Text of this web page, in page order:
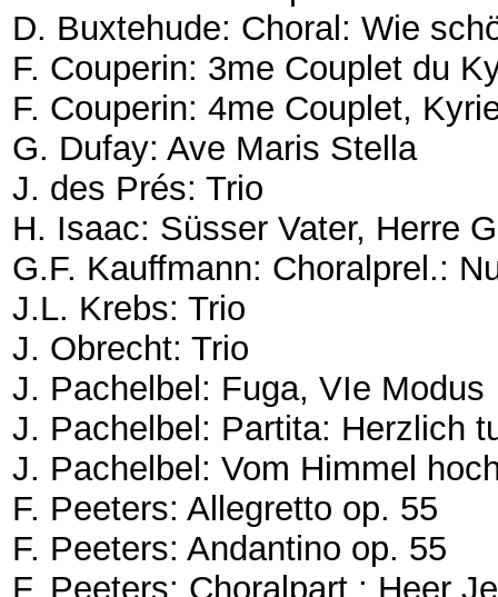
D. Buxtehude: Choral: Wie
F. Couperin: 3me Couplet du
F. Couperin: 4me Couplet,
G. Dufay: Ave Maris Stella
J. des Prés: Trio
H. Isaac: Süsser Vater, Herre
G.F. Kauffmann: Choralprel.:
J.L. Krebs: Trio
J. Obrecht: Trio
J. Pachelbel: Fuga, VIe Modus
J. Pachelbel: Partita: Herzlich
J. Pachelbel: Vom Himmel
F. Peeters: Allegretto op. 55
F. Peeters: Andantino op. 55
F. Peeters: Choralpart.: Heer